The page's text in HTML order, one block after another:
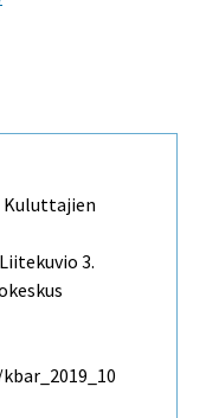
Kuluttajien
3.